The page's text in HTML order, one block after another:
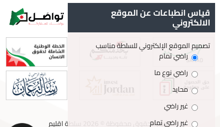
قياس انطباعات عن الموقع
الالكتروني
تصميم الموقع الإلكتروني للسلطة مناسب
راضي تمام
راضي نوع ما
محايد
غير راضي
غير راضي تمام
جميع الحقوق محفوظة © 2026 سلطة اقليم